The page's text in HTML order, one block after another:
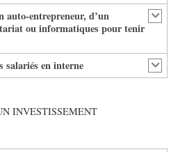
auto-entrepreneur, d’un
ou informatiques pour tenir
salariés en interne
INVESTISSEMENT